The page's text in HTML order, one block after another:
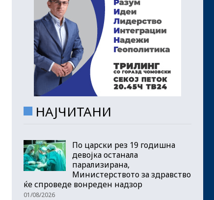
НАЈЧИТАНИ
По царски рез 19 годишна
девојка останала
парализирана,
Министерството за здравство
ќе спроведе вонреден надзор
01/08/2026